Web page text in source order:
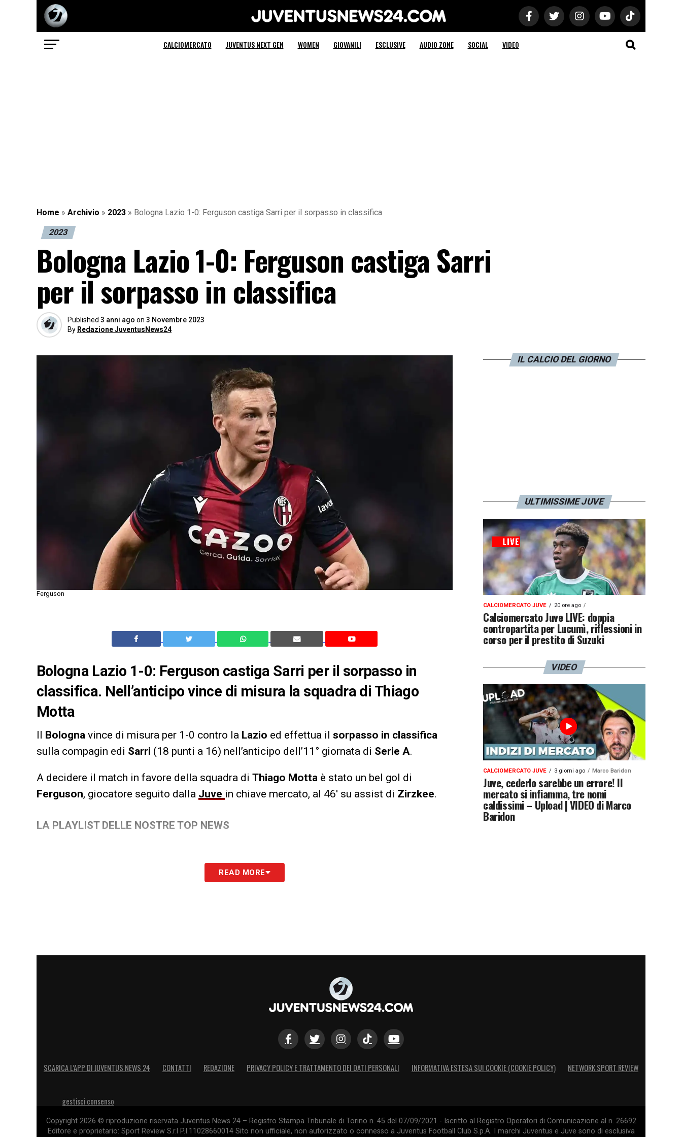
Juventus News 24
CALCIOMERCATO JUVENTUS NEXT GEN WOMEN GIOVANILI ESCLUSIVE AUDIO ZONE SOCIAL VIDEO
Home » Archivio » 2023 » Bologna Lazio 1-0: Ferguson castiga Sarri per il sorpasso in classifica
2023
Bologna Lazio 1-0: Ferguson castiga Sarri
per il sorpasso in classifica
Published 3 anni ago on 3 Novembre 2023
By Redazione JuventusNews24
Ferguson
Bologna Lazio 1-0: Ferguson castiga Sarri per il sorpasso in
classifica. Nell’anticipo vince di misura la squadra di Thiago
Motta
Il Bologna vince di misura per 1-0 contro la Lazio ed effettua il sorpasso in classifica
sulla compagin edi Sarri (18 punti a 16) nell’anticipo dell’11° giornata di Serie A.
A decidere il match in favore della squadra di Thiago Motta è stato un bel gol di
Ferguson, giocatore seguito dalla Juve in chiave mercato, al 46′ su assist di Zirzkee.
LA PLAYLIST DELLE NOSTRE TOP NEWS
READ MORE
IL CALCIO DEL GIORNO
ULTIMISSIME JUVE
CALCIOMERCATO JUVE 20 ore ago
Calciomercato Juve LIVE: doppia
contropartita per Lucumì, riflessioni in
corso per il prestito di Suzuki
VIDEO
CALCIOMERCATO JUVE 3 giorni ago Marco Baridon
Juve, cederlo sarebbe un errore! Il
mercato si infiamma, tre nomi
caldissimi – Upload | VIDEO di Marco
Baridon
SCARICA L’APP DI JUVENTUS NEWS 24 CONTATTI REDAZIONE PRIVACY POLICY E TRATTAMENTO DEI DATI PERSONALI INFORMATIVA ESTESA SUI COOKIE (COOKIE POLICY) NETWORK SPORT REVIEW
gestisci consenso
Copyright 2026 © riproduzione riservata Juventus News 24 – Registro Stampa Tribunale di Torino n. 45 del 07/09/2021 - Iscritto al Registro Operatori di Comunicazione al n. 26692
Editore e proprietario: Sport Review S.r.l P.I.11028660014 Sito non ufficiale, non autorizzato o connesso a Juventus Football Club S.p.A. I marchi Juventus e Juve sono di esclusiva